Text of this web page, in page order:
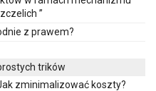
”
z prawem?
trików
zminimalizować koszty?